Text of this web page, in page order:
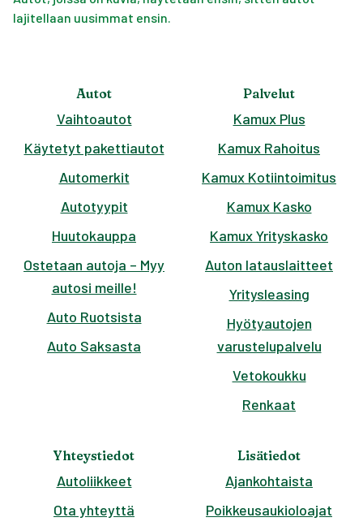
lajitellaan uusimmat ensin.
Autot
Vaihtoautot
Käytetyt pakettiautot
Automerkit
Autotyypit
Huutokauppa
Ostetaan autoja – Myy
autosi meille!
Auto Ruotsista
Auto Saksasta
Palvelut
Kamux Plus
Kamux Rahoitus
Kamux Kotiintoimitus
Kamux Kasko
Kamux Yrityskasko
Auton latauslaitteet
Yritysleasing
Hyötyautojen
varustelupalvelu
Vetokoukku
Renkaat
Yhteystiedot
Autoliikkeet
Ota yhteyttä
Lisätiedot
Ajankohtaista
Poikkeusaukioloajat